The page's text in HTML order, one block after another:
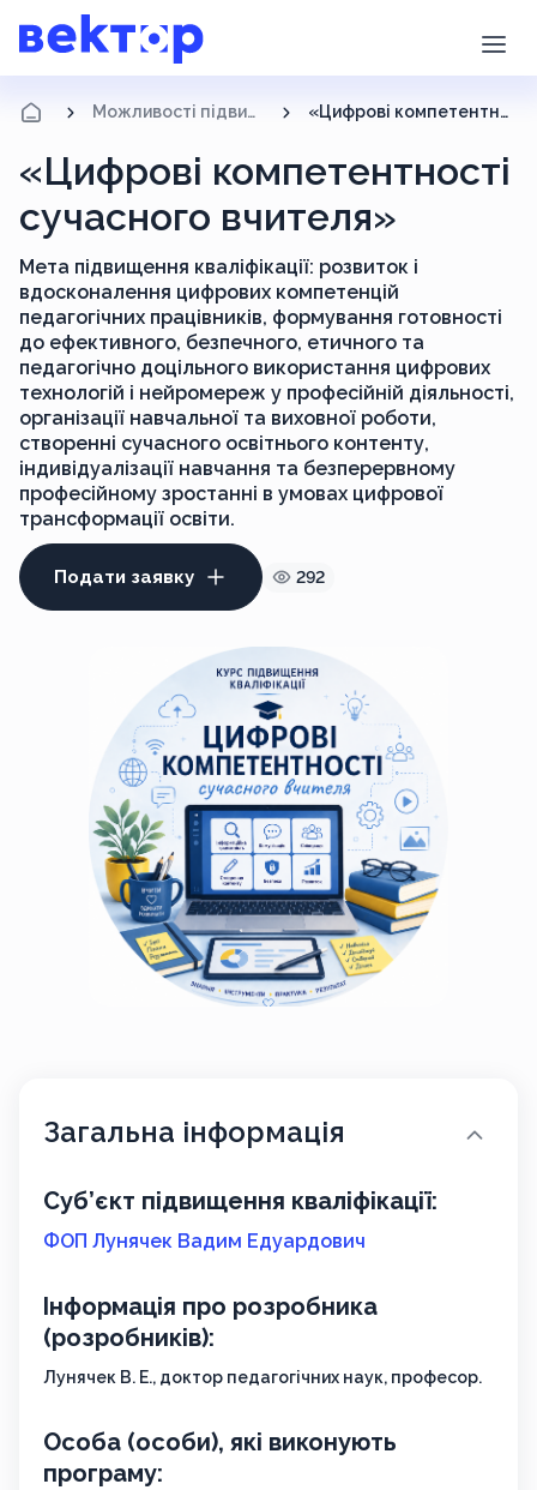
Можливості підвищення кваліфікації «Цифрові компетентності сучасного вчителя»
«Цифрові компетентності
сучасного вчителя»
Мета підвищення кваліфікації: розвиток і
вдосконалення цифрових компетенцій
педагогічних працівників, формування готовності
до ефективного, безпечного, етичного та
педагогічно доцільного використання цифрових
технологій і нейромереж у професійній діяльності,
організації навчальної та виховної роботи,
створенні сучасного освітнього контенту,
індивідуалізації навчання та безперервному
професійному зростанні в умовах цифрової
трансформації освіти.
Подати заявку 292
Загальна інформація
Суб’єкт підвищення кваліфікації:
ФОП Лунячек Вадим Едуардович
Інформація про розробника
(розробників):
Лунячек В. Е., доктор педагогічних наук, професор.
Особа (особи), які виконують
програму: